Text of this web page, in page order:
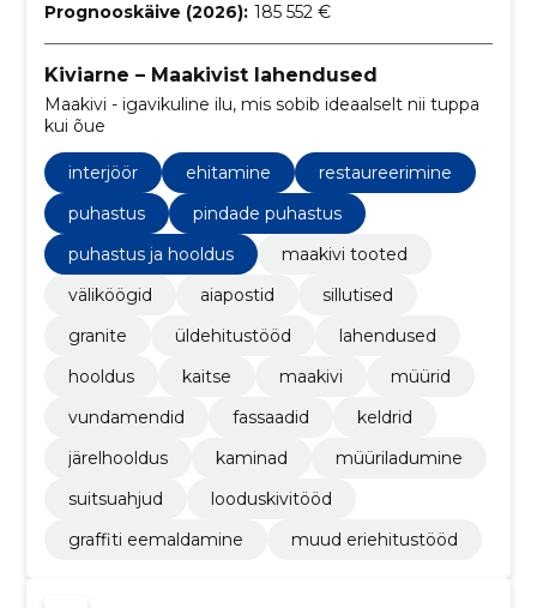
Prognooskäive (2026): 185 552 €
Kiviarne – Maakivist lahendused
Maakivi - igavikuline ilu, mis sobib ideaalselt nii tuppa
kui õue
interjöör ehitamine
restaureerimine
puhastus
pindade puhastus
puhastus ja hooldus
maakivi tooted
väliköögid
aiapostid
sillutised
granite
üldehitustööd
lahendused
hooldus
kaitse maakivi
müürid
vundamendid
fassaadid
keldrid
järelhooldus
kaminad
müüriladumine
suitsuahjud
looduskivitööd
graffiti eemaldamine
muud eriehitustööd